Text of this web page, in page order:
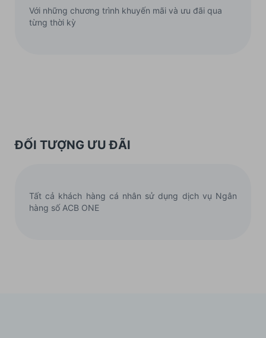
Với những chương trình khuyến mãi và ưu đãi qua
từng thời kỳ
ĐỐI TƯỢNG ƯU ĐÃI
Tất cả khách hàng cá nhân sử dụng dịch vụ Ngân
hàng số ACB ONE